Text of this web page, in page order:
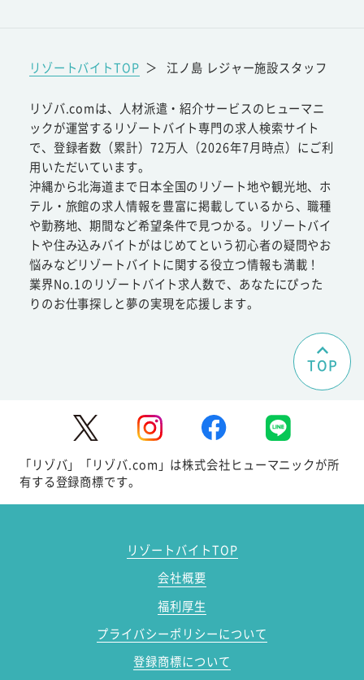
リゾートバイトTOP ＞ 江ノ島 レジャー施設スタッフ
リゾバ.comは、人材派遣・紹介サービスのヒューマニ
ックが運営するリゾートバイト専門の求人検索サイト
で、登録者数（累計）72万人（2026年7月時点）にご利
用いただいています。
沖縄から北海道まで日本全国のリゾート地や観光地、ホ
テル・旅館の求人情報を豊富に掲載しているから、職種
や勤務地、期間など希望条件で見つかる。リゾートバイ
トや住み込みバイトがはじめてという初心者の疑問やお
悩みなどリゾートバイトに関する役立つ情報も満載！
業界No.1のリゾートバイト求人数で、あなたにぴった
りのお仕事探しと夢の実現を応援します。
TOP
「リゾバ」「リゾバ.com」は株式会社ヒューマニックが所
有する登録商標です。
リゾートバイトTOP
会社概要
福利厚生
プライバシーポリシーについて
登録商標について